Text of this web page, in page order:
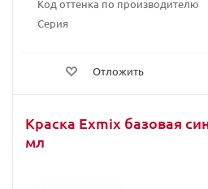
Код оттенка по производителю
Серия
Отложить
Краска Exmix базовая
мл